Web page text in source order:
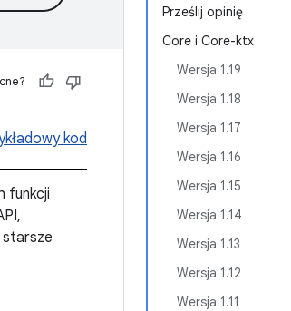
Prześlij opinię
Core i Core-ktx
Wersja 1.19
Wersja 1.18
Wersja 1.17
Wersja 1.16
Wersja 1.15
Wersja 1.14
Wersja 1.13
Wersja 1.12
Wersja 1.11
kod
funkcji
starsze